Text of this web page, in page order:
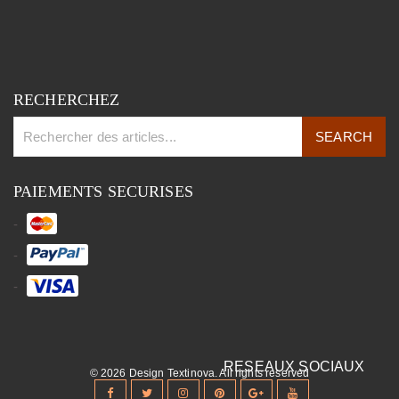
RECHERCHEZ
PAIEMENTS SECURISES
© 2026 Design Textinova. All rights reserved